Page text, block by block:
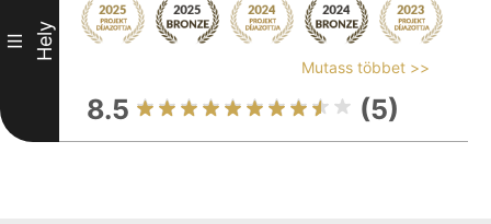
III Hely
Mutass többet >>
8.5 (5)